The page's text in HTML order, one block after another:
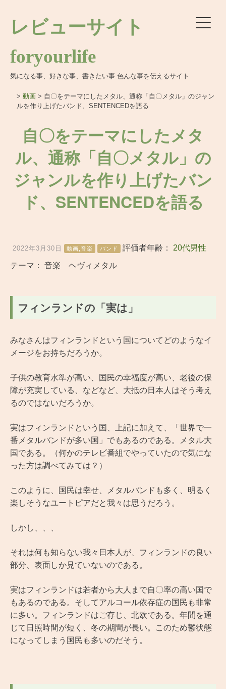
レビューサイト
foryourlife
気になる事、好きな事、書きたい事 色んな事を伝えるサイト
> 動画 > 自〇をテーマにしたメタル、通称「自〇メタル」のジャン
ルを作り上げたバンド、SENTENCEDを語る
自〇をテーマにしたメタ
ル、通称「自〇メタル」の
ジャンルを作り上げたバン
ド、SENTENCEDを語る
2022年3月30日 動画 ,音楽 バンド 評価者年齢： 20代男性
テーマ： 音楽 ヘヴィメタル
フィンランドの「実は」
みなさんはフィンランドという国についてどのようなイ
メージをお持ちだろうか。
子供の教育水準が高い、国民の幸福度が高い、老後の保
障が充実している、などなど、大抵の日本人はそう考え
るのではないだろうか。
実はフィンランドという国、上記に加えて、「世界で一
番メタルバンドが多い国」でもあるのである。メタル大
国である。（何かのテレビ番組でやっていたので気にな
った方は調べてみては？）
このように、国民は幸せ、メタルバンドも多く、明るく
楽しそうなユートピアだと我々は思うだろう。
しかし、、、
それは何も知らない我々日本人が、フィンランドの良い
部分、表面しか見ていないのである。
実はフィンランドは若者から大人まで自〇率の高い国で
もあるのである。そしてアルコール依存症の国民も非常
に多い。フィンランドはご存じ、北欧である。年間を通
じて日照時間が短く、冬の期間が長い。このため鬱状態
になってしまう国民も多いのだそう。